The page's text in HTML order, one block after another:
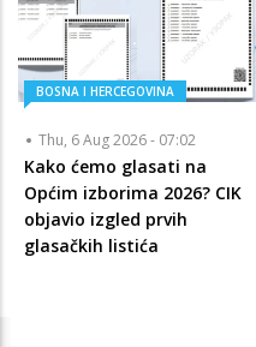
BOSNA I HERCEGOVINA
Thu, 6 Aug 2026 - 07:02
Kako ćemo glasati na
Općim izborima 2026? CIK
objavio izgled prvih
glasačkih listića